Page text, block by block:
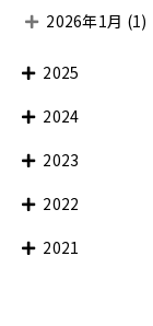
2026年1月 (1)
2025
2024
2023
2022
2021